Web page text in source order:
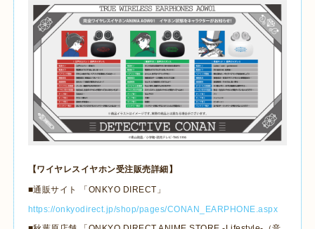
【ワイヤレスイヤホン受注販売詳細】
■通販サイト 「 ONKYO DIRECT 」
https://onkyodirect.jp/shop/pages/CONAN_EARPHONE.aspx